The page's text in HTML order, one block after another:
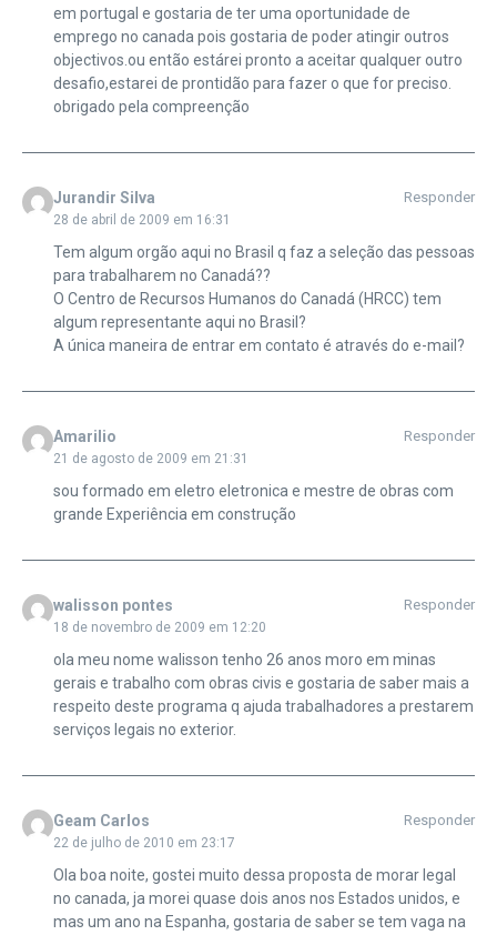
em portugal e gostaria de ter uma oportunidade de
emprego no canada pois gostaria de poder atingir outros
objectivos.ou então estárei pronto a aceitar qualquer outro
desafio,estarei de prontidão para fazer o que for preciso.
obrigado pela compreenção
Jurandir Silva
28 de abril de 2009 em 16:31
Responder
Tem algum orgão aqui no Brasil q faz a seleção das pessoas
para trabalharem no Canadá??
O Centro de Recursos Humanos do Canadá (HRCC) tem
algum representante aqui no Brasil?
A única maneira de entrar em contato é através do e-mail?
Amarilio
21 de agosto de 2009 em 21:31
Responder
sou formado em eletro eletronica e mestre de obras com
grande Experiência em construção
walisson pontes
18 de novembro de 2009 em 12:20
Responder
ola meu nome walisson tenho 26 anos moro em minas
gerais e trabalho com obras civis e gostaria de saber mais a
respeito deste programa q ajuda trabalhadores a prestarem
serviços legais no exterior.
Geam Carlos
22 de julho de 2010 em 23:17
Responder
Ola boa noite, gostei muito dessa proposta de morar legal
no canada, ja morei quase dois anos nos Estados unidos, e
mas um ano na Espanha, gostaria de saber se tem vaga na